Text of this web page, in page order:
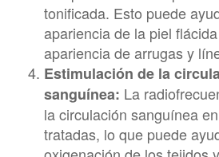
tonificada. Esto puede
apariencia de la piel
apariencia de arrugas y
Estimulación de la
sanguínea: La
la circulación sanguínea
tratadas, lo que puede